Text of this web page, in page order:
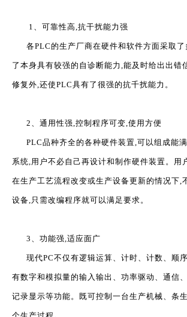
1、可靠性高,抗干扰能力强
各PLC的生产厂商在硬件和软件方面采取了
了本身具有较强的自诊断能力,能及时给出出错
修复外,还使PLC具有了很强的抗千扰能力。
2、通用性强,控制程序可变,使用方便
PLC品种齐全的各种硬件装置,可以组成能满
系统,用户不必自己再设计和制作硬件装置。用
在生产工艺流程改变或生产设备更新的情况下,
设备,只需改编程序就可以满足要求。
3、功能强,适应面广
现代PC不仅有逻辑运算、计时、计数、顺
有数字和模拟量的输入输出、功率驱动、通信
记录显示等功能。既可控制一台生产机械、条